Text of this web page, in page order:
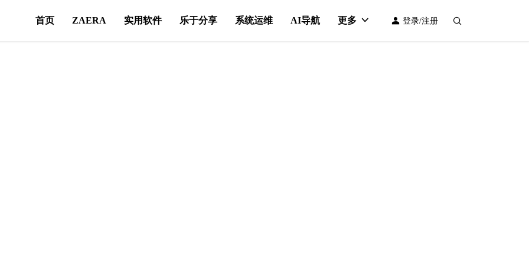
首页 ZAERA 实用软件 乐于分享 系统运维 AI导航 更多 登录/注册